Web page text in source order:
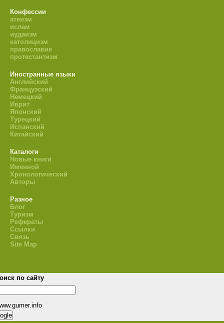
Конфессии
атеизм
ислам
иудаизм
католицизм
православие
протестантизм
Иностранные языки
Английский
Французский
Немецкий
Иврит
Японский
Турецкий
Испанский
Китайский
Каталоги
Новые книги
Именной
Хронологический
Авторы
Разное
Блог
Туризм
Рефераты
Ссылки
Связь
Site Map
по сайту